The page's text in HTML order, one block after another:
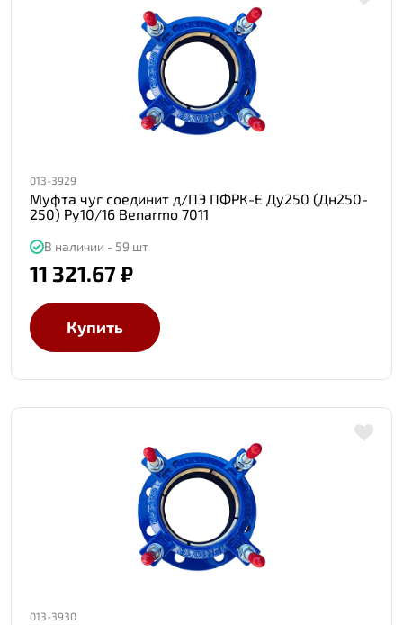
013-3929
Муфта чуг соединит д/ПЭ ПФРК-Е Ду250 (Дн250-
250) Ру10/16 Benarmo 7011
В наличии - 59 шт
11 321.67 ₽
Купить
013-3930